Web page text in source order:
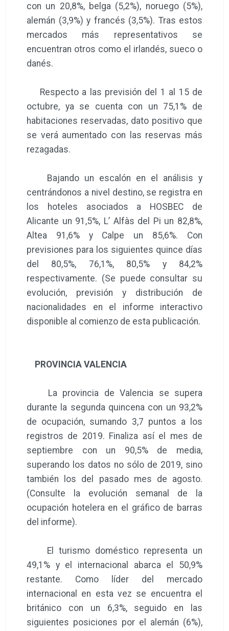
con un 20,8%, belga (5,2%), noruego (5%),
alemán (3,9%) y francés (3,5%). Tras estos
mercados más representativos se
encuentran otros como el irlandés, sueco o
danés.
Respecto a las previsión del 1 al 15 de
octubre, ya se cuenta con un 75,1% de
habitaciones reservadas, dato positivo que
se verá aumentado con las reservas más
rezagadas.
Bajando un escalón en el análisis y
centrándonos a nivel destino, se registra en
los hoteles asociados a HOSBEC de
Alicante un 91,5%, L’ Alfàs del Pi un 82,8%,
Altea 91,6% y Calpe un 85,6%. Con
previsiones para los siguientes quince días
del 80,5%, 76,1%, 80,5% y 84,2%
respectivamente. (Se puede consultar su
evolución, previsión y distribución de
nacionalidades en el informe interactivo
disponible al comienzo de esta publicación.
PROVINCIA VALENCIA
La provincia de Valencia se supera
durante la segunda quincena con un 93,2%
de ocupación, sumando 3,7 puntos a los
registros de 2019. Finaliza así el mes de
septiembre con un 90,5% de media,
superando los datos no sólo de 2019, sino
también los del pasado mes de agosto.
(Consulte la evolución semanal de la
ocupación hotelera en el gráfico de barras
del informe).
El turismo doméstico representa un
49,1% y el internacional abarca el 50,9%
restante. Como líder del mercado
internacional en esta vez se encuentra el
británico con un 6,3%, seguido en las
siguientes posiciones por el alemán (6%),